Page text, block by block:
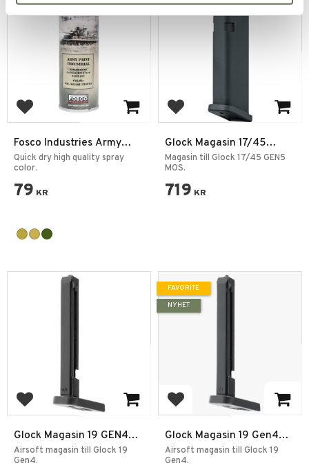
Add to favorites
Fosco Industries Army
Paint 400ml Spray Can
Quick dry high quality spray
color.
79 KR
Add to favorites
Glock Magasin 17/45
Gen5 MOS GBB 6mm
Magasin till Glock 17/45 GEN5
MOS.
719 KR
Add to favorites
Glock Magasin 19 GEN4
MOS Co2 6mm 2,0J
Airsoft magasin till Glock 19
Gen4.
Add to favorites
Glock Magasin 19 Gen4
MOS CO2 4,5mm BB
Airsoft magasin till Glock 19
Gen4.
FAVORITE
NYHET